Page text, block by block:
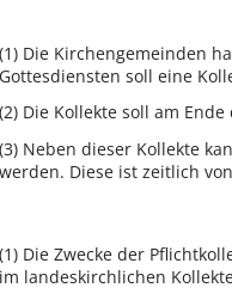
(1) Die Kirchengemeinden
Gottesdiensten soll eine
(2) Die Kollekte soll am
(3) Neben dieser Kollekte
werden. Diese ist zeitlich
(1) Die Zwecke der
im landeskirchlichen